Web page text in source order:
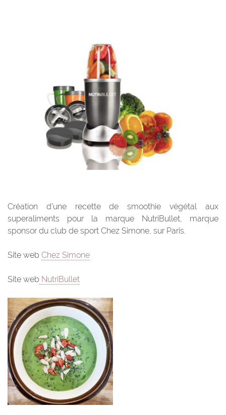
Création d’une recette de smoothie végétal aux
superaliments pour la marque NutriBullet, marque
sponsor du club de sport Chez Simone, sur Paris.
Site web Chez Simone
Site web NutriBullet